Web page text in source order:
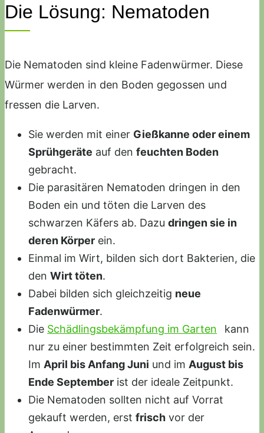
Die Lösung: Nematoden
Die Nematoden sind kleine Fadenwürmer. Diese
Würmer werden in den Boden gegossen und
fressen die Larven.
Sie werden mit einer Gießkanne oder einem
Sprühgeräte auf den feuchten Boden
gebracht.
Die parasitären Nematoden dringen in den
Boden ein und töten die Larven des
schwarzen Käfers ab. Dazu dringen sie in
deren Körper ein.
Einmal im Wirt, bilden sich dort Bakterien, die
den Wirt töten.
Dabei bilden sich gleichzeitig neue
Fadenwürmer.
Die Schädlingsbekämpfung im Garten
kann
nur zu einer bestimmten Zeit erfolgreich sein.
Im April bis Anfang Juni und im August bis
Ende September ist der ideale Zeitpunkt.
Die Nematoden sollten nicht auf Vorrat
gekauft werden, erst frisch vor der